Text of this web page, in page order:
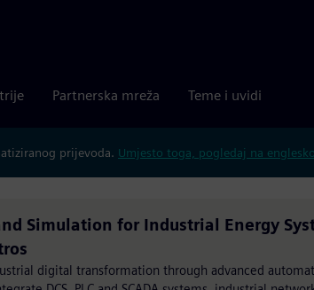
Partnerska mreža Teme i uvidi
prijevoda. Umjesto toga, pogledaj na
Simulation for Industrial Energy
digital transformation through advanced